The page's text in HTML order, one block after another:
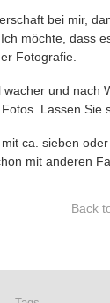
bei mir,
möchte, dass
Fotografie.
und
Lassen Sie
ca. sieben
mit anderen
Back